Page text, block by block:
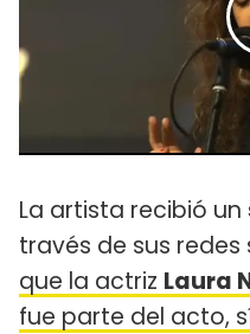
La artista recibió un
través de sus redes
que la actriz Laura
fue parte del acto,